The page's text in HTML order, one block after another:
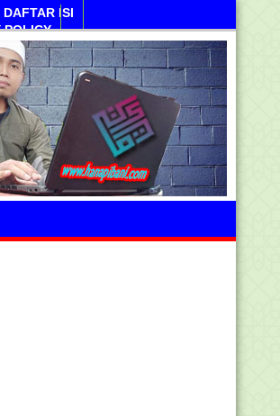
DAFTAR ISI
POLICY
Sabtu, 08 Agustus 2026